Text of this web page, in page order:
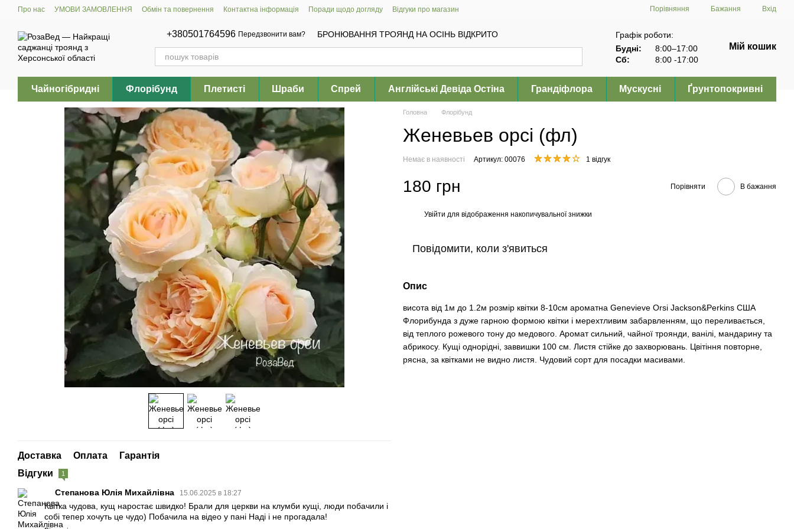
Перейти до основного контенту
Про нас УМОВИ ЗАМОВЛЕННЯ Обмін та повернення Контактна інформація Поради щодо догляду Відгуки про магазин Порівняння Бажання Вхід
+380501764596 Передзвонити вам? БРОНЮВАННЯ ТРОЯНД НА ОСІНЬ ВІДКРИТО
Графік роботи:
Будні:
8:00–17:00
Сб:
8:00 -17:00
Мій кошик
Чайногібридні Флорібунд Плетисті Шраби Спрей Англійські Девіда Остіна Грандіфлора Мускусні Ґрунтопокривні
Доставка Оплата
Гарантія
Відгуки
1
Степанова Юлія Михайлівна 15.06.2025 в 18:27
Квітка чудова, кущ наростає швидко! Брали для церкви на клумби кущі, люди побачили і
собі тепер хочуть це чудо) Побачила на відео у пані Наді і не прогадала!
Головна Флорібунд
Женевьев орсі (фл)
Немає в наявності Артикул: 00076 1 відгук
180 грн Порівняти В бажання
Увійти для відображення накопичувальної знижки
Повідомити, коли з'явиться
Опис
висота від 1м до 1.2м розмір квітки 8-10см ароматна Genevieve Orsi Jackson&Perkins США
Флорибунда з дуже гарною формою квітки і мерехтливим забарвленням, що переливається,
від теплого рожевого тону до медового. Аромат сильний, чайної троянди, ванілі, мандарину та
абрикосу. Кущі однорідні, заввишки 100 см. Листя стійке до захворювань. Цвітіння повторне,
рясна, за квітками не видно листя. Чудовий сорт для посадки масивами.